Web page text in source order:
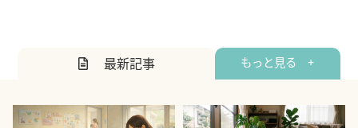
最新記事 もっと見る +